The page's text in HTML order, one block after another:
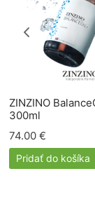
ZINZINO
300ml
74.00 €
Pridať do košíka